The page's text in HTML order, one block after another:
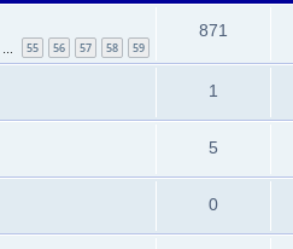
55 56 57 58 59
871
1
5
0